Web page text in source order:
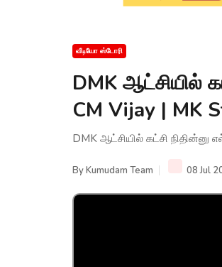
வீடியோ ஸ்டோரி
DMK ஆட்சியில்
CM Vijay | MK
DMK ஆட்சியில் கட்சி நிதின்னு
ByKumudam Team 08 Jul